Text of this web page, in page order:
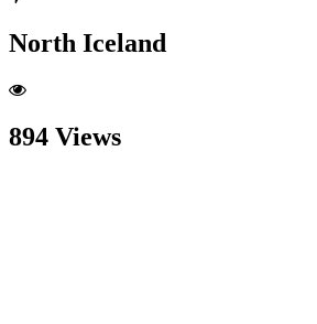
North Iceland
894 Views